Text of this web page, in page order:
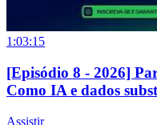
1:03:15
[Episódio 8 - 2026]
Como IA e dados
Assistir